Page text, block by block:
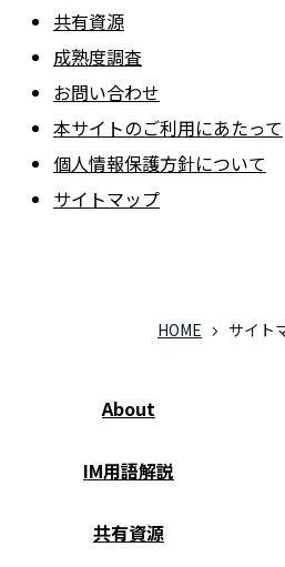
共有資源
成熟度調査
お問い合わせ
本サイトのご利用にあたって
個人情報保護方針について
サイトマップ
HOME サイト
About
IM用語解説
共有資源